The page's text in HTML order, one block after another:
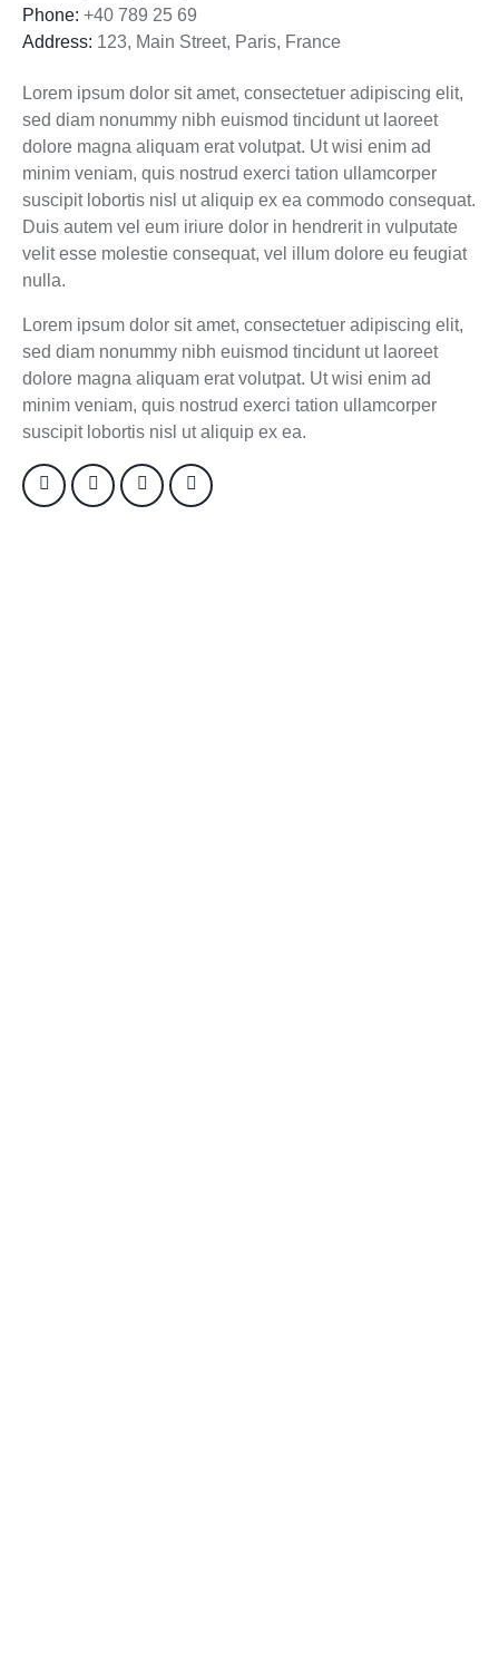
Phone: +40 789 25 69
Address: 123, Main Street, Paris, France
Lorem ipsum dolor sit amet, consectetuer adipiscing elit,
sed diam nonummy nibh euismod tincidunt ut laoreet
dolore magna aliquam erat volutpat. Ut wisi enim ad
minim veniam, quis nostrud exerci tation ullamcorper
suscipit lobortis nisl ut aliquip ex ea commodo consequat.
Duis autem vel eum iriure dolor in hendrerit in vulputate
velit esse molestie consequat, vel illum dolore eu feugiat
nulla.
Lorem ipsum dolor sit amet, consectetuer adipiscing elit,
sed diam nonummy nibh euismod tincidunt ut laoreet
dolore magna aliquam erat volutpat. Ut wisi enim ad
minim veniam, quis nostrud exerci tation ullamcorper
suscipit lobortis nisl ut aliquip ex ea.